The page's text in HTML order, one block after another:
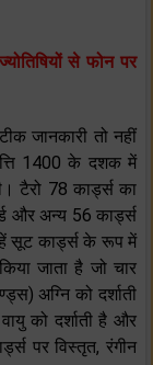
ज्योतिषियों से फोन पर
जानकारी तो नहीं
1400 के दशक में
टैरो 78 कार्ड्स का
और अन्य 56 कार्ड्स
सूट कार्ड्स के रूप में
जाता है जो चार
अग्नि को दर्शाती
को दर्शाती है और
पर विस्तृत, रंगीन